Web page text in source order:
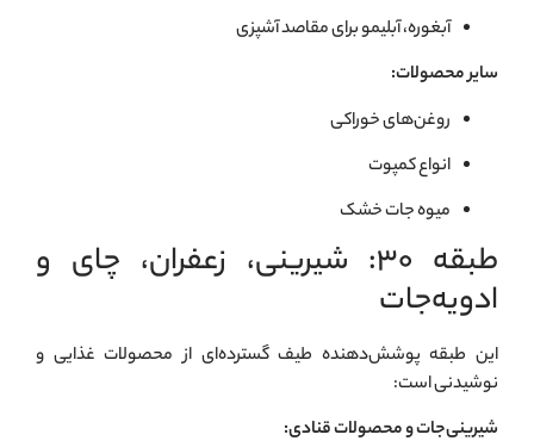
آبغوره، آبلیمو برای مقاصد آشپزی
سایر محصولات:
روغن‌های خوراکی
انواع کمپوت
میوه جات خشک
طبقه ۳۰: شیرینی، زعفران، چای و
ادویه‌جات
این طبقه پوشش‌دهنده طیف گسترده‌ای از محصولات غذایی و
نوشیدنی است:
شیرینی‌جات و محصولات قنادی: